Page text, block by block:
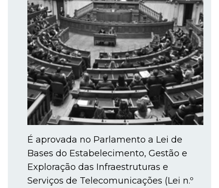
É aprovada no Parlamento a Lei de
Bases do Estabelecimento, Gestão e
Exploração das Infraestruturas e
Serviços de Telecomunicações (Lei n.º